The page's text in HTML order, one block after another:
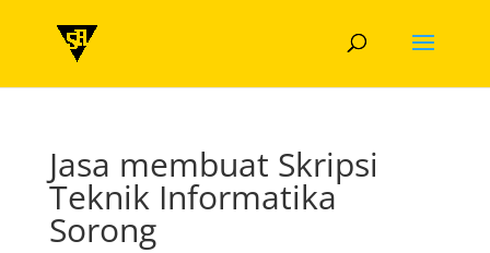
Jasa membuat Skripsi
Teknik Informatika
Sorong